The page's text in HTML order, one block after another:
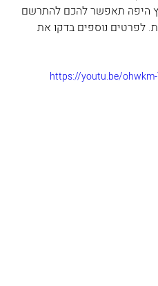
היפה תאפשר להכם להתרשם
לפרטים נוספים בדקו את
https://youtu.be/ohwkm-